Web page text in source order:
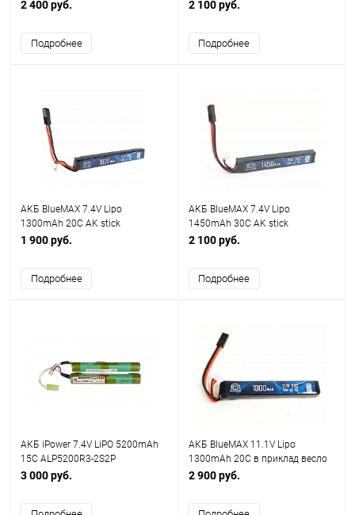
трехлепестковый 7x18x130 с Т
2 400 руб.
Подробнее
2 100 руб.
Подробнее
АКБ BlueMAX 7.4V Lipo
1300mAh 20C AK stick
13.5x21x128mm АК-серия под
1 900 руб.
Подробнее
АКБ BlueMAX 7.4V Lipo
1450mAh 30C AK stick
15x16.5x115mm АК-серия под
2 100 руб.
Подробнее
АКБ iPower 7.4V LiPO 5200mAh
15C ALP5200R3-2S2P
18x18x134mm mini type
3 000 руб.
АКБ BlueMAX 11.1V Lipo
1300mAh 20C в приклад весло
20*21*128* mm
2 900 руб.